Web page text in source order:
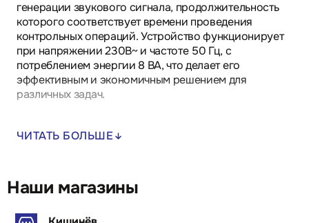
генерации звукового сигнала, продолжительность
которого соответствует времени проведения
контрольных операций. Устройство функционирует
при напряжении 230В~ и частоте 50 Гц, с
потреблением энергии 8 ВА, что делает его
эффективным и экономичным решением для
различных задач.
- Простота установки и подключения, что сокращает
необходимым стандартам безопасности.
- Компактный дизайн, позволяющий интегрировать
устройство в различные системы управления.
ЧИТАТЬ БОЛЬШЕ
Наши магазины